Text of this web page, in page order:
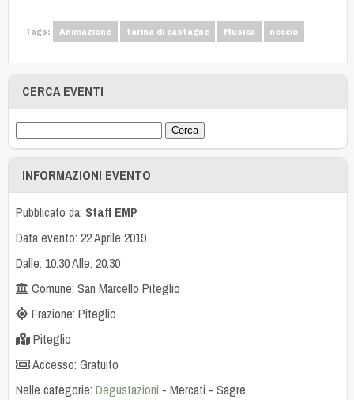
Tags: Animazione farina di castagne Musica neccio
CERCA EVENTI
INFORMAZIONI EVENTO
Pubblicato da: Staff EMP
Data evento: 22 Aprile 2019
Dalle: 10:30 Alle: 20:30
Comune: San Marcello Piteglio
Frazione: Piteglio
Piteglio
Accesso: Gratuito
Nelle categorie: Degustazioni - Mercati - Sagre